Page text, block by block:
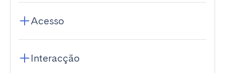
Acesso
Interacção